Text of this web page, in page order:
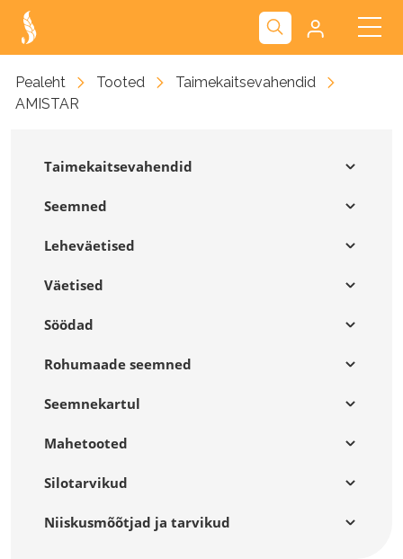
Kliendiportaal
Pealeht Tooted
Taimekaitsevahendid
AMISTAR
Taimekaitsevahendid
Seemned
Leheväetised
Väetised
Söödad
Rohumaade seemned
Seemnekartul
Mahetooted
Silotarvikud
Niiskusmõõtjad ja tarvikud